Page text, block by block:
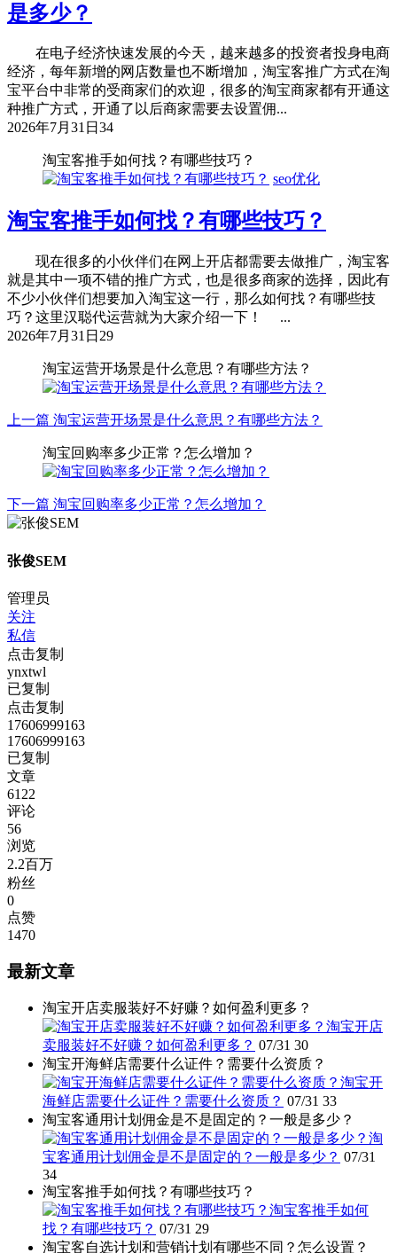
是多少？
在电子经济快速发展的今天，越来越多的投资者投身电商
经济，每年新增的网店数量也不断增加，淘宝客推广方式在淘
宝平台中非常的受商家们的欢迎，很多的淘宝商家都有开通这
种推广方式，开通了以后商家需要去设置佣...
2026年7月31日 34
淘宝客推手如何找？有哪些技巧？
seo优化
淘宝客推手如何找？有哪些技巧？
现在很多的小伙伴们在网上开店都需要去做推广，淘宝客
就是其中一项不错的推广方式，也是很多商家的选择，因此有
不少小伙伴们想要加入淘宝这一行，那么如何找？有哪些技
巧？这里汉聪代运营就为大家介绍一下！ ...
2026年7月31日 29
淘宝运营开场景是什么意思？有哪些方法？
上一篇 淘宝运营开场景是什么意思？有哪些方法？
淘宝回购率多少正常？怎么增加？
下一篇 淘宝回购率多少正常？怎么增加？
张俊SEM
管理员
关注
私信
点击复制
ynxtwl
已复制
点击复制
17606999163
17606999163
已复制
文章
6122
评论
56
浏览
2.2百万
粉丝
0
点赞
1470
最新文章
淘宝开店卖服装好不好赚？如何盈利更多？
淘宝开店
卖服装好不好赚？如何盈利更多？ 07/31 30
淘宝开海鲜店需要什么证件？需要什么资质？
淘宝开
海鲜店需要什么证件？需要什么资质？ 07/31 33
淘宝客通用计划佣金是不是固定的？一般是多少？
淘
宝客通用计划佣金是不是固定的？一般是多少？ 07/31
34
淘宝客推手如何找？有哪些技巧？
淘宝客推手如何
找？有哪些技巧？ 07/31 29
淘宝客自选计划和营销计划有哪些不同？怎么设置？